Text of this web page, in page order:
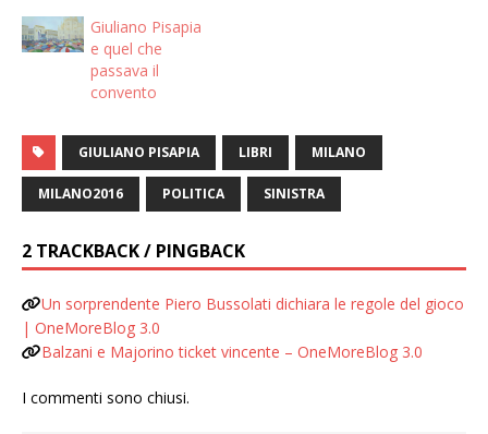
Giuliano Pisapia
e quel che
passava il
convento
GIULIANO PISAPIA LIBRI MILANO
MILANO2016 POLITICA SINISTRA
2 TRACKBACK / PINGBACK
Un sorprendente Piero Bussolati dichiara le regole del gioco
| OneMoreBlog 3.0
Balzani e Majorino ticket vincente – OneMoreBlog 3.0
I commenti sono chiusi.